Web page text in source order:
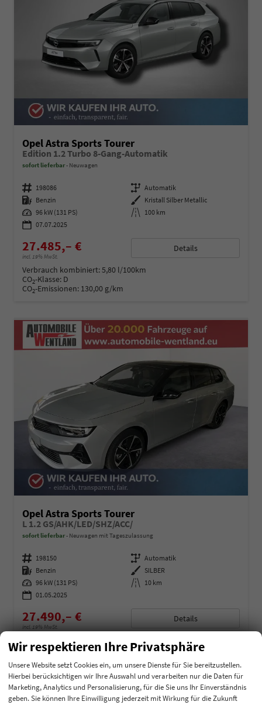
Opel Astra Sports Tourer
Edition 1.2 Turbo 8-Gang-Automatik
sofort lieferbar Neuwagen
Fahrzeugnummer 198086 Getriebe Automatik
Kraftstoff Benzin Außenfarbe Kristall Silber Metallic
Leistung 96 kW (131 PS) Kilometerstand 100 km
07.07.2025
27.485,– €
incl. 19% MwSt.
Details
Verbrauch kombiniert:5,80 l/100km
CO2-Klasse: D
CO2-Emissionen: 130,00 g/km
Opel Astra Sports Tourer
L 1.2 GS/AHK/LED/SHZ/ACC/
sofort lieferbar Neuwagen mit Tageszulassung
Fahrzeugnummer 198150 Getriebe Automatik
Kraftstoff Benzin Außenfarbe SILBER
Leistung 96 kW (131 PS) Kilometerstand 10 km
01.05.2025
27.490,– €
incl. 19% MwSt.
Details
Verbrauch kombiniert:
5,90 l/100km
CO2 -Klasse:D
2
Wir respektieren Ihre Privatsphäre
Unsere Website setzt Cookies ein, um unsere Dienste für Sie bereitzustellen.
Hierbei berücksichtigen wir Ihre Auswahl und verarbeiten nur die Daten für
Marketing, Analytics und Personalisierung, für die Sie uns Ihr Einverständnis
geben. Sie können Ihre Einwilligung jederzeit mit Wirkung für die Zukunft